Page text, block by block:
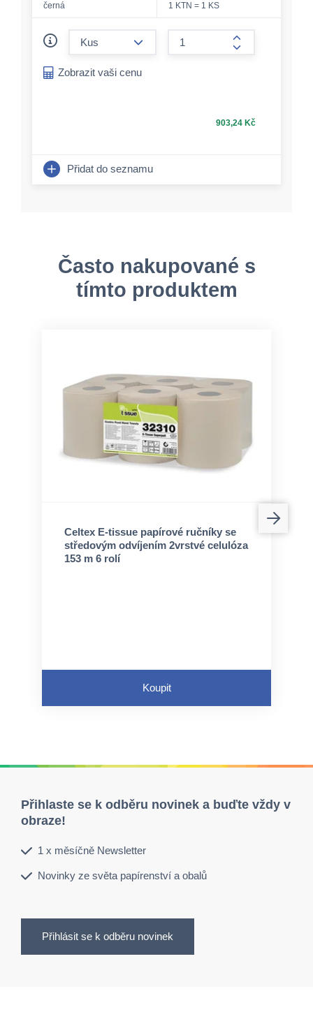
černá
1 KTN = 1 KS
form.increase-
Zobrazit vaši cenu
903,24 Kč
Přidat do seznamu
Často nakupované s
tímto produktem
Celtex E-tissue papírové ručníky se
středovým odvíjením 2vrstvé celulóza
153 m 6 rolí
Koupit
Přihlaste se k odběru novinek a buďte vždy v
obraze!
1 x měsíčně Newsletter
Novinky ze světa papírenství a obalů
Přihlásit se k odběru novinek